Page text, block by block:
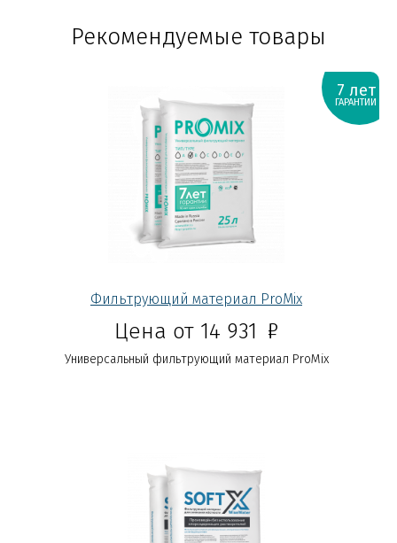
Рекомендуемые товары
7 лет
ГАРАНТИИ
Фильтрующий материал ProMix
Цена от 14 931 Р
Универсальный фильтрующий материал ProMix